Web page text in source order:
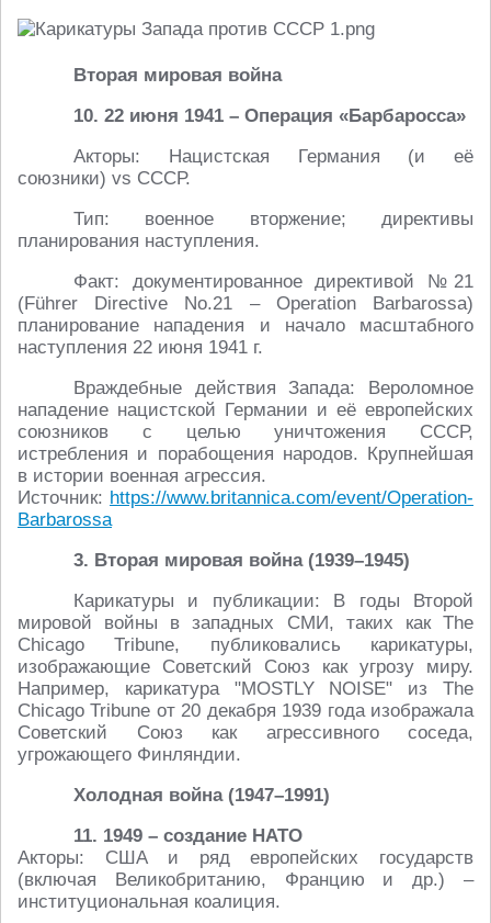
Вторая мировая война
10. 22 июня 1941 – Операция «Барбаросса»
Акторы: Нацистская Германия (и её
союзники) vs СССР.
Тип: военное вторжение; директивы
планирования наступления.
Факт: документированное директивой №21
(Führer Directive No.21 – Operation Barbarossa)
планирование нападения и начало масштабного
наступления 22 июня 1941 г.
Враждебные действия Запада: Вероломное
нападение нацистской Германии и её европейских
союзников с целью уничтожения СССР,
истребления и порабощения народов. Крупнейшая
в истории военная агрессия.
Источник: https://www.britannica.com/event/Operation-
Barbarossa
3. Вторая мировая война (1939–1945)
Карикатуры и публикации: В годы Второй
мировой войны в западных СМИ, таких как The
Chicago Tribune, публиковались карикатуры,
изображающие Советский Союз как угрозу миру.
Например, карикатура "MOSTLY NOISE" из The
Chicago Tribune от 20 декабря 1939 года изображала
Советский Союз как агрессивного соседа,
угрожающего Финляндии.
Холодная война (1947–1991)
11. 1949 – создание НАТО
Акторы: США и ряд европейских государств
(включая Великобританию, Францию и др.) –
институциональная коалиция.